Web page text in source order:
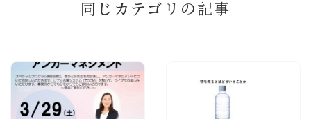
同じカテゴリの記事